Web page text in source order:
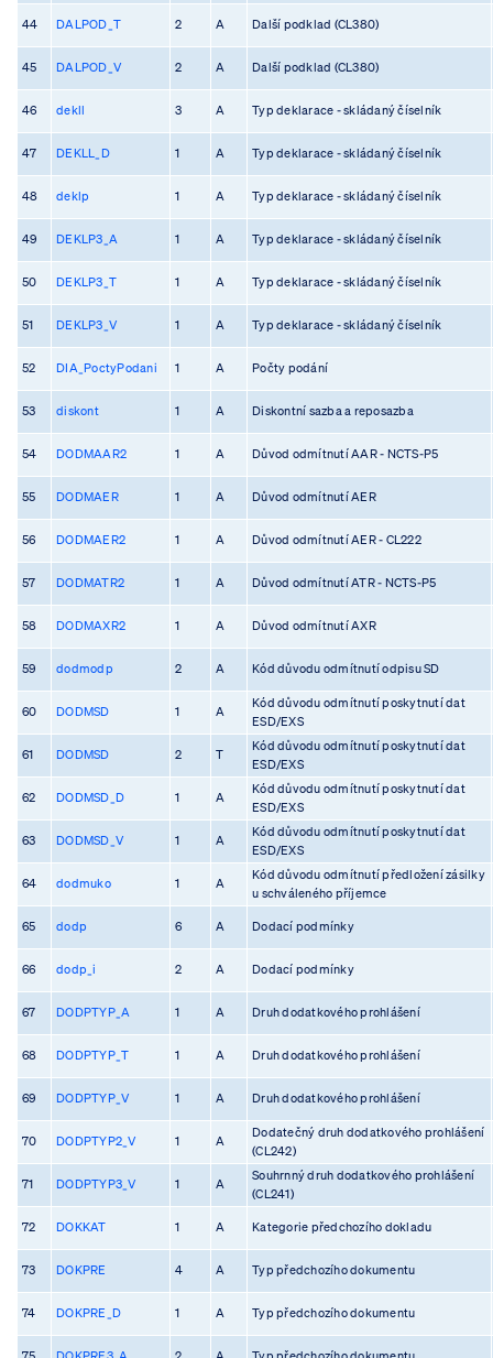
44 DALPOD_T 2 A Další podklad (CL380)
45 DALPOD_V 2 A Další podklad (CL380)
46 dekll 3 A Typ deklarace - skládaný číselník
47 DEKLL_D 1 A Typ deklarace - skládaný číselník
48 deklp 1 A Typ deklarace - skládaný číselník
49 DEKLP3_A 1 A Typ deklarace - skládaný číselník
50 DEKLP3_T 1 A Typ deklarace - skládaný číselník
51 DEKLP3_V 1 A Typ deklarace - skládaný číselník
52 DIA_PoctyPodani 1 A Počty podání
53 diskont 1 A Diskontní sazba a reposazba
54 DODMAAR2 1 A Důvod odmítnutí AAR - NCTS-P5
55 DODMAER 1 A Důvod odmítnutí AER
56 DODMAER2 1 A Důvod odmítnutí AER - CL222
57 DODMATR2 1 A Důvod odmítnutí ATR - NCTS-P5
58 DODMAXR2 1 A Důvod odmítnutí AXR
59 dodmodp 2 A Kód důvodu odmítnutí odpisu SD
60 DODMSD 1 A
Kód důvodu odmítnutí poskytnutí dat
ESD/EXS
61 DODMSD 2 T
Kód důvodu odmítnutí poskytnutí dat
ESD/EXS
62 DODMSD_D 1 A
Kód důvodu odmítnutí poskytnutí dat
ESD/EXS
63 DODMSD_V 1 A
Kód důvodu odmítnutí poskytnutí dat
ESD/EXS
64 dodmuko 1 A
Kód důvodu odmítnutí předložení zásilky
u schváleného příjemce
65 dodp 6 A Dodací podmínky
66 dodp_i 2 A Dodací podmínky
67 DODPTYP_A 1 A Druh dodatkového prohlášení
68 DODPTYP_T 1 A Druh dodatkového prohlášení
69 DODPTYP_V 1 A Druh dodatkového prohlášení
70 DODPTYP2_V 1 A
Dodatečný druh dodatkového prohlášení
(CL242)
71 DODPTYP3_V 1 A
Souhrnný druh dodatkového prohlášení
(CL241)
72 DOKKAT 1 A Kategorie předchozího dokladu
73 DOKPRE 4 A Typ předchozího dokumentu
74 DOKPRE_D 1 A Typ předchozího dokumentu